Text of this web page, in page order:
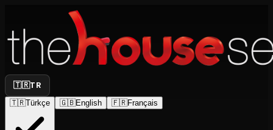
🇹🇷TR
🇹🇷Türkçe 🇬🇧English 🇫🇷Français